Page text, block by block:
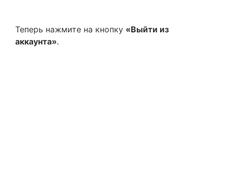
Теперь нажмите на кнопку «Выйти из
аккаунта».